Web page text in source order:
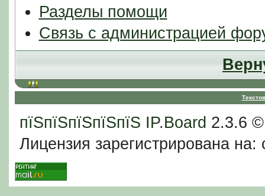
Разделы помощи
Связь с администрацией
пїЅпїЅпїЅпїЅпїЅ IP.Board 2.3.6
Лицензия зарегистрирована